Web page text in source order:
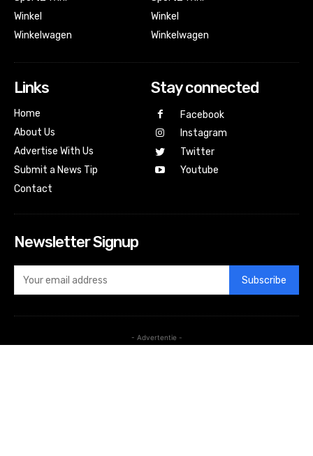
Winkel
Winkelwagen
Winkel
Winkelwagen
Links
Home
About Us
Advertise With Us
Submit a News Tip
Contact
Stay connected
Facebook
Instagram
Twitter
Youtube
Newsletter Signup
Subscribe
- Advertentie -